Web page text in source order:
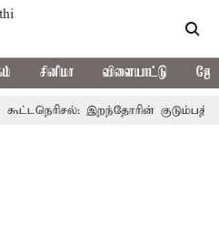
சினிமா விளையாட்டு
இறந்தோரின்